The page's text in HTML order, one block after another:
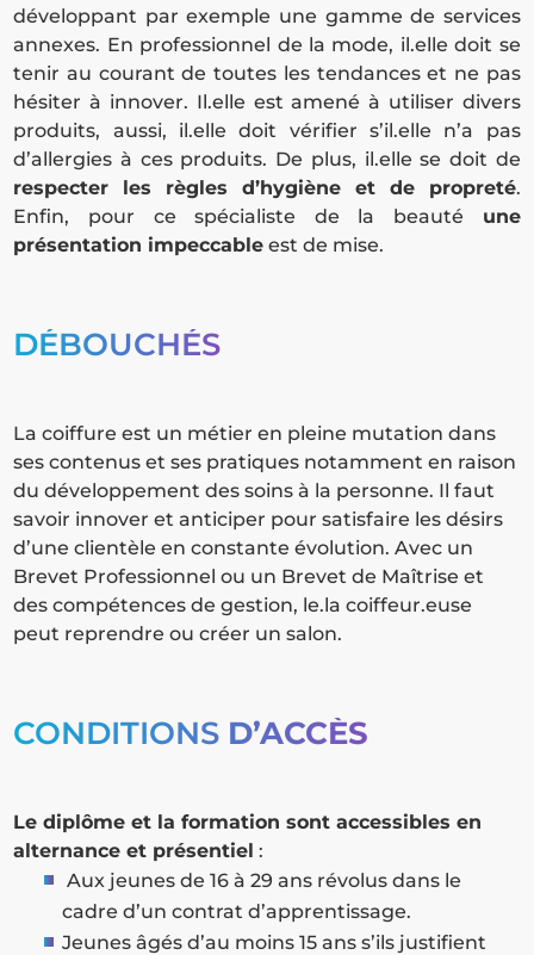
développant par exemple une gamme de services
annexes. En professionnel de la mode, il.elle doit se
tenir au courant de toutes les tendances et ne pas
hésiter à innover. Il.elle est amené à utiliser divers
produits, aussi, il.elle doit vérifier s’il.elle n’a pas
d’allergies à ces produits. De plus, il.elle se doit de
respecter les règles d’hygiène et de propreté.
Enfin, pour ce spécialiste de la beauté une
présentation impeccable est de mise.
DÉBOUCHÉS
La coiffure est un métier en pleine mutation dans
ses contenus et ses pratiques notamment en raison
du développement des soins à la personne. Il faut
savoir innover et anticiper pour satisfaire les désirs
d’une clientèle en constante évolution. Avec un
Brevet Professionnel ou un Brevet de Maîtrise et
des compétences de gestion, le.la coiffeur.euse
peut reprendre ou créer un salon.
CONDITIONS D’ACCÈS
Le diplôme et la formation sont accessibles en
alternance et présentiel :
Aux jeunes de 16 à 29 ans révolus dans le
cadre d’un contrat d’apprentissage.
Jeunes âgés d’au moins 15 ans s’ils justifient